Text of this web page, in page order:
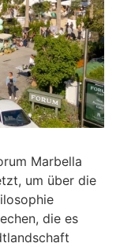
Marbella
um über die
die es